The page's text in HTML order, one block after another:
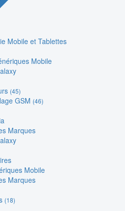
Mobile et Tablettes
Mobile
(45)
GSM (46)
Marques
Mobile
Marques
(18)